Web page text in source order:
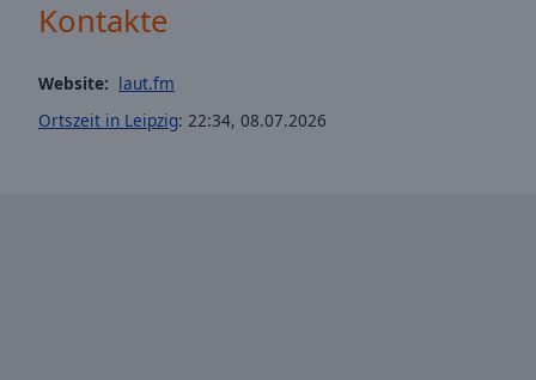
Color
Kontakte
Website: laut.fm
Ortszeit in Leipzig: 22:34, 08.07.2026